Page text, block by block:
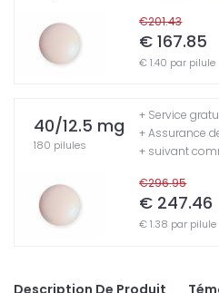
€201.43
€ 167.85
€ 1.40 par pilule
40/12.5 mg
180 pilules
€296.95
€ 247.46
€ 1.38 par pilule
+ Service
+ Assurance
+ suivant
Description De Produit